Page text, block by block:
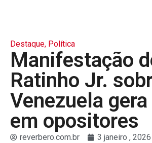
Destaque, Política
Manifestação
Ratinho Jr.
Venezuela
em opositores
reverbero.com.br
3 janeiro , 2026